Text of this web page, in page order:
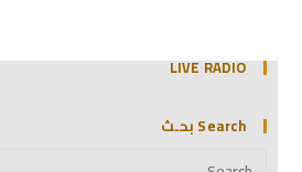
LIVE RADIO
Search بحـث